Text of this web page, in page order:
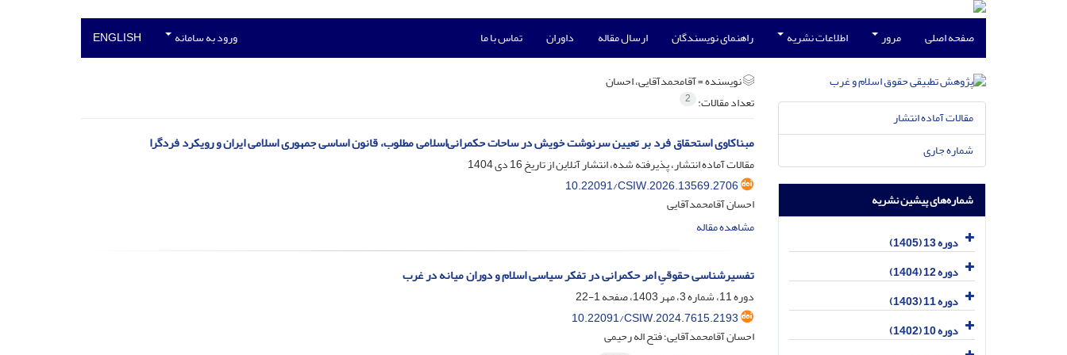
صفحه اصلی مرور اطلاعات نشریه راهنمای نویسندگان ارسال مقاله داوران تماس با ما ورود به سامانه ENGLISH
نویسنده =آقامحمدآقایی، احسان
تعداد مقالات: 2
مبناکاوی استحقاق فرد بر تعیین سرنوشت خویش در ساحات حکمرانی‌اسلامی مطلوب، قانون اساسی جمهوری اسلامی ایران و رویکرد فردگرا
مقالات آماده انتشار، پذیرفته شده، انتشار آنلاین از تاریخ16 دی 1404
10.22091/CSIW.2026.13569.2706
احسان آقامحمدآقایی
مشاهده مقاله
تفسیرشناسی حقوقیِ امر حکمرانی در تفکر سیاسی اسلام و دوران میانه در غرب
دوره 11، شماره 3، مهر 1403، صفحه
1-22
10.22091/CSIW.2024.7615.2193
احسان آقامحمدآقایی؛ فتح اله رحیمی
مقالات آماده انتشار
شماره جاری
شماره‌های پیشین نشریه
دوره 13 (1405)
دوره 12 (1404)
دوره 11 (1403)
دوره 10 (1402)